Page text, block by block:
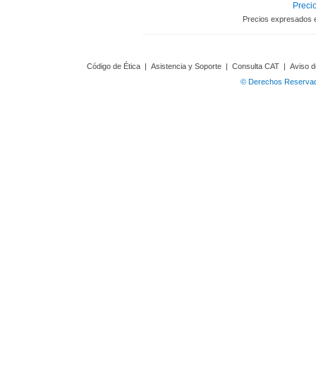
Precios expresados
Código de Ética | Asistencia y Soporte | Consulta CAT | Aviso
© Derechos